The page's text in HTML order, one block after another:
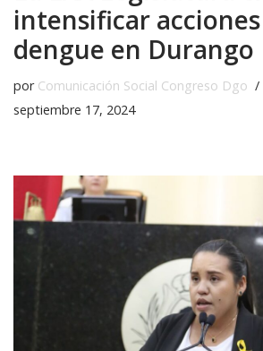
intensificar
dengue en Durango
por Comunicación Social Congreso Dgo
septiembre 17, 2024